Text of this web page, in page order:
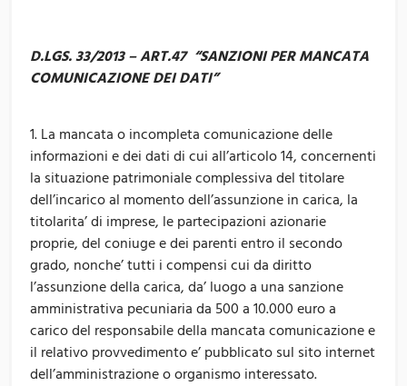
D.LGS. 33/2013 – ART.47 “SANZIONI PER MANCATA
COMUNICAZIONE DEI DATI”
1. La mancata o incompleta comunicazione delle
informazioni e dei dati di cui all’articolo 14, concernenti
la situazione patrimoniale complessiva del titolare
dell’incarico al momento dell’assunzione in carica, la
titolarita’ di imprese, le partecipazioni azionarie
proprie, del coniuge e dei parenti entro il secondo
grado, nonche’ tutti i compensi cui da diritto
l’assunzione della carica, da’ luogo a una sanzione
amministrativa pecuniaria da 500 a 10.000 euro a
carico del responsabile della mancata comunicazione e
il relativo provvedimento e’ pubblicato sul sito internet
dell’amministrazione o organismo interessato.